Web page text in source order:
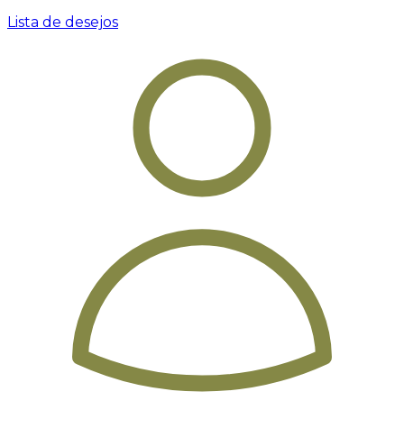
Lista de desejos